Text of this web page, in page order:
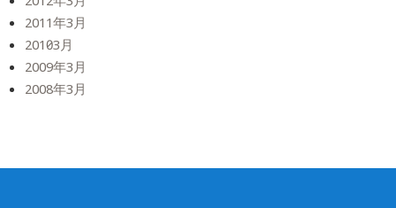
2011年3月
2010年3月
2009年3月
2008年3月